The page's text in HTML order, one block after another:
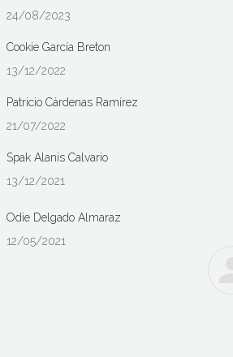
24/08/2023
Cookie García Breton
13/12/2022
Patricio Cárdenas Ramírez
21/07/2022
Spak Alanis Calvario
13/12/2021
Odie Delgado Almaraz
12/05/2021